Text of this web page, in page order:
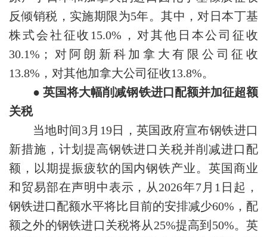
反倾销税，实施期限为5年。其中，对日本丁基
株式会社征收15.0%，对其他日本公司征收
30.1%；对阿朗新科加拿大有限公司征收
13.8%，对其他加拿大公司征收13.8%。
● 英国将大幅削减钢铁进口配额并加征超额
关税
当地时间3月19日，英国政府宣布钢铁进口
新措施，计划提高钢铁进口关税并削减进口配
额，以期提振疲软的国内钢铁产业。英国商业
和贸易部在声明中表示，从2026年7月1日起，
钢铁进口配额水平将比目前的安排减少60%，配
额之外的钢铁进口关税将从25%提高到50%。英